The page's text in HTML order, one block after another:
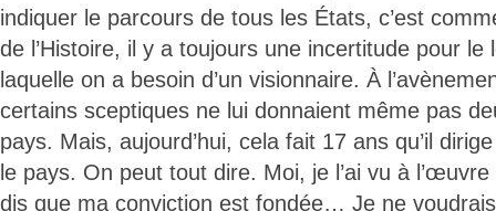
indiquer le parcours de tous les États, c’est
de l’Histoire, il y a toujours une incertitude pour le
laquelle on a besoin d’un visionnaire. À
certains sceptiques ne lui donnaient même pas
pays. Mais, aujourd’hui, cela fait 17 ans qu’il
le pays. On peut tout dire. Moi, je l’ai vu à
dis que ma conviction est fondée… Je ne